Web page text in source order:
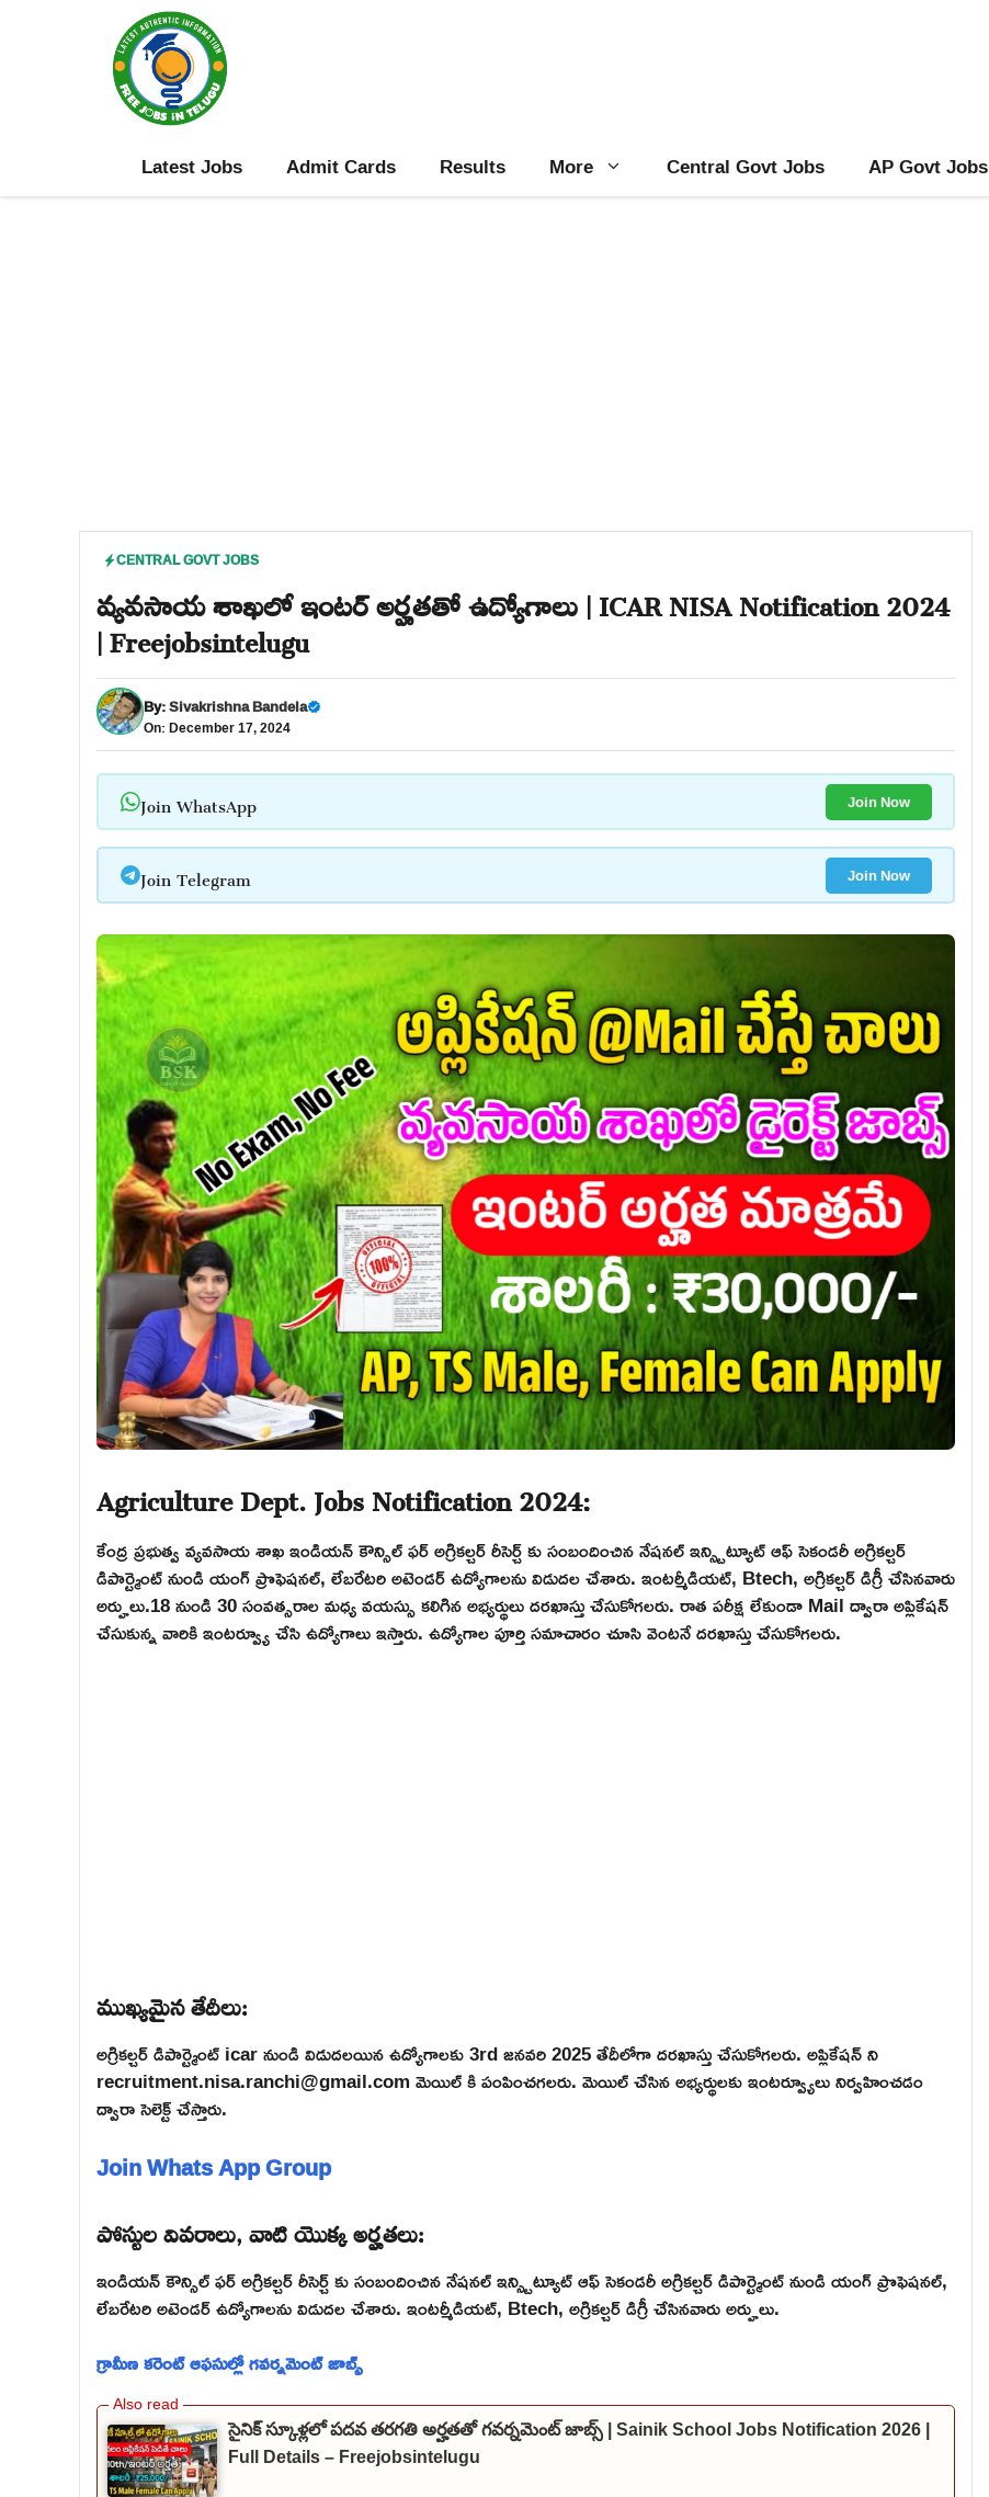
Latest Jobs Admit Cards Results More Central Govt Jobs AP Govt Jobs
CENTRAL GOVT JOBS
వ్యవసాయ శాఖలో ఇంటర్ అర్హతతో ఉద్యోగాలు | ICAR NISA Notification 2024
| Freejobsintelugu
By:Sivakrishna Bandela
On: December 17, 2024
Join WhatsApp Join Now
Join Telegram Join Now
Agriculture Dept. Jobs Notification 2024:
కేంద్ర ప్రభుత్వ వ్యవసాయ శాఖ ఇండియన్ కౌన్సిల్ ఫర్ అగ్రికల్చర్ రీసెర్చ్ కు సంబందించిన నేషనల్ ఇన్స్టిట్యూట్ ఆఫ్ సెకండరీ అగ్రికల్చర్
డిపార్ట్మెంట్ నుండి యంగ్ ప్రొఫెషనల్, లేబరేటరి అటెండర్ ఉద్యోగాలను విడుదల చేశారు. ఇంటర్మీడియట్, Btech, అగ్రికల్చర్ డిగ్రీ చేసినవారు
అర్హులు.18 నుండి 30 సంవత్సరాల మధ్య వయస్సు కలిగిన అభ్యర్థులు దరఖాస్తు చేసుకోగలరు. రాత పరీక్ష లేకుండా Mail ద్వారా అప్లికేషన్
చేసుకున్న వారికి ఇంటర్వ్యూ చేసి ఉద్యోగాలు ఇస్తారు. ఉద్యోగాల పూర్తి సమాచారం చూసి వెంటనే దరఖాస్తు చేసుకోగలరు.
ముఖ్యమైన తేదీలు:
అగ్రికల్చర్ డిపార్ట్మెంట్ icar నుండి విడుదలయిన ఉద్యోగాలకు 3rd జనవరి 2025 తేదీలోగా దరఖాస్తు చేసుకోగలరు. అప్లికేషన్ ని
recruitment.nisa.ranchi@gmail.com మెయిల్ కి పంపించగలరు. మెయిల్ చేసిన అభ్యర్థులకు ఇంటర్వ్యూలు నిర్వహించడం
ద్వారా సెలెక్ట్ చేస్తారు.
Join Whats App Group
పోస్టుల వివరాలు, వాటి యొక్క అర్హతలు:
ఇండియన్ కౌన్సిల్ ఫర్ అగ్రికల్చర్ రీసెర్చ్ కు సంబందించిన నేషనల్ ఇన్స్టిట్యూట్ ఆఫ్ సెకండరీ అగ్రికల్చర్ డిపార్ట్మెంట్ నుండి యంగ్ ప్రొఫెషనల్,
లేబరేటరి అటెండర్ ఉద్యోగాలను విడుదల చేశారు. ఇంటర్మీడియట్, Btech, అగ్రికల్చర్ డిగ్రీ చేసినవారు అర్హులు.
గ్రామీణ కరెంట్ ఆఫసుల్లో గవర్నమెంట్ జాబ్స్
సైనిక్ స్కూళ్లలో పదవ తరగతి అర్హతతో గవర్నమెంట్ జాబ్స్ | Sainik School Jobs Notification 2026 |
Full Details – Freejobsintelugu